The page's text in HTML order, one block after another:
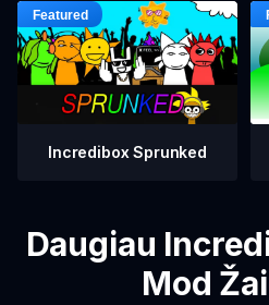
Incredibox Sprunked
Daugiau
Mod